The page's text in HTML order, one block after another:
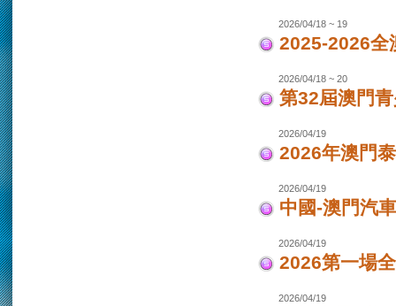
2026/04/18 ~ 19
2025-2026全
2026/04/18 ~ 20
第32屆澳門
2026/04/19
2026年澳門
2026/04/19
中國-澳門汽
2026/04/19
2026第一場
2026/04/19